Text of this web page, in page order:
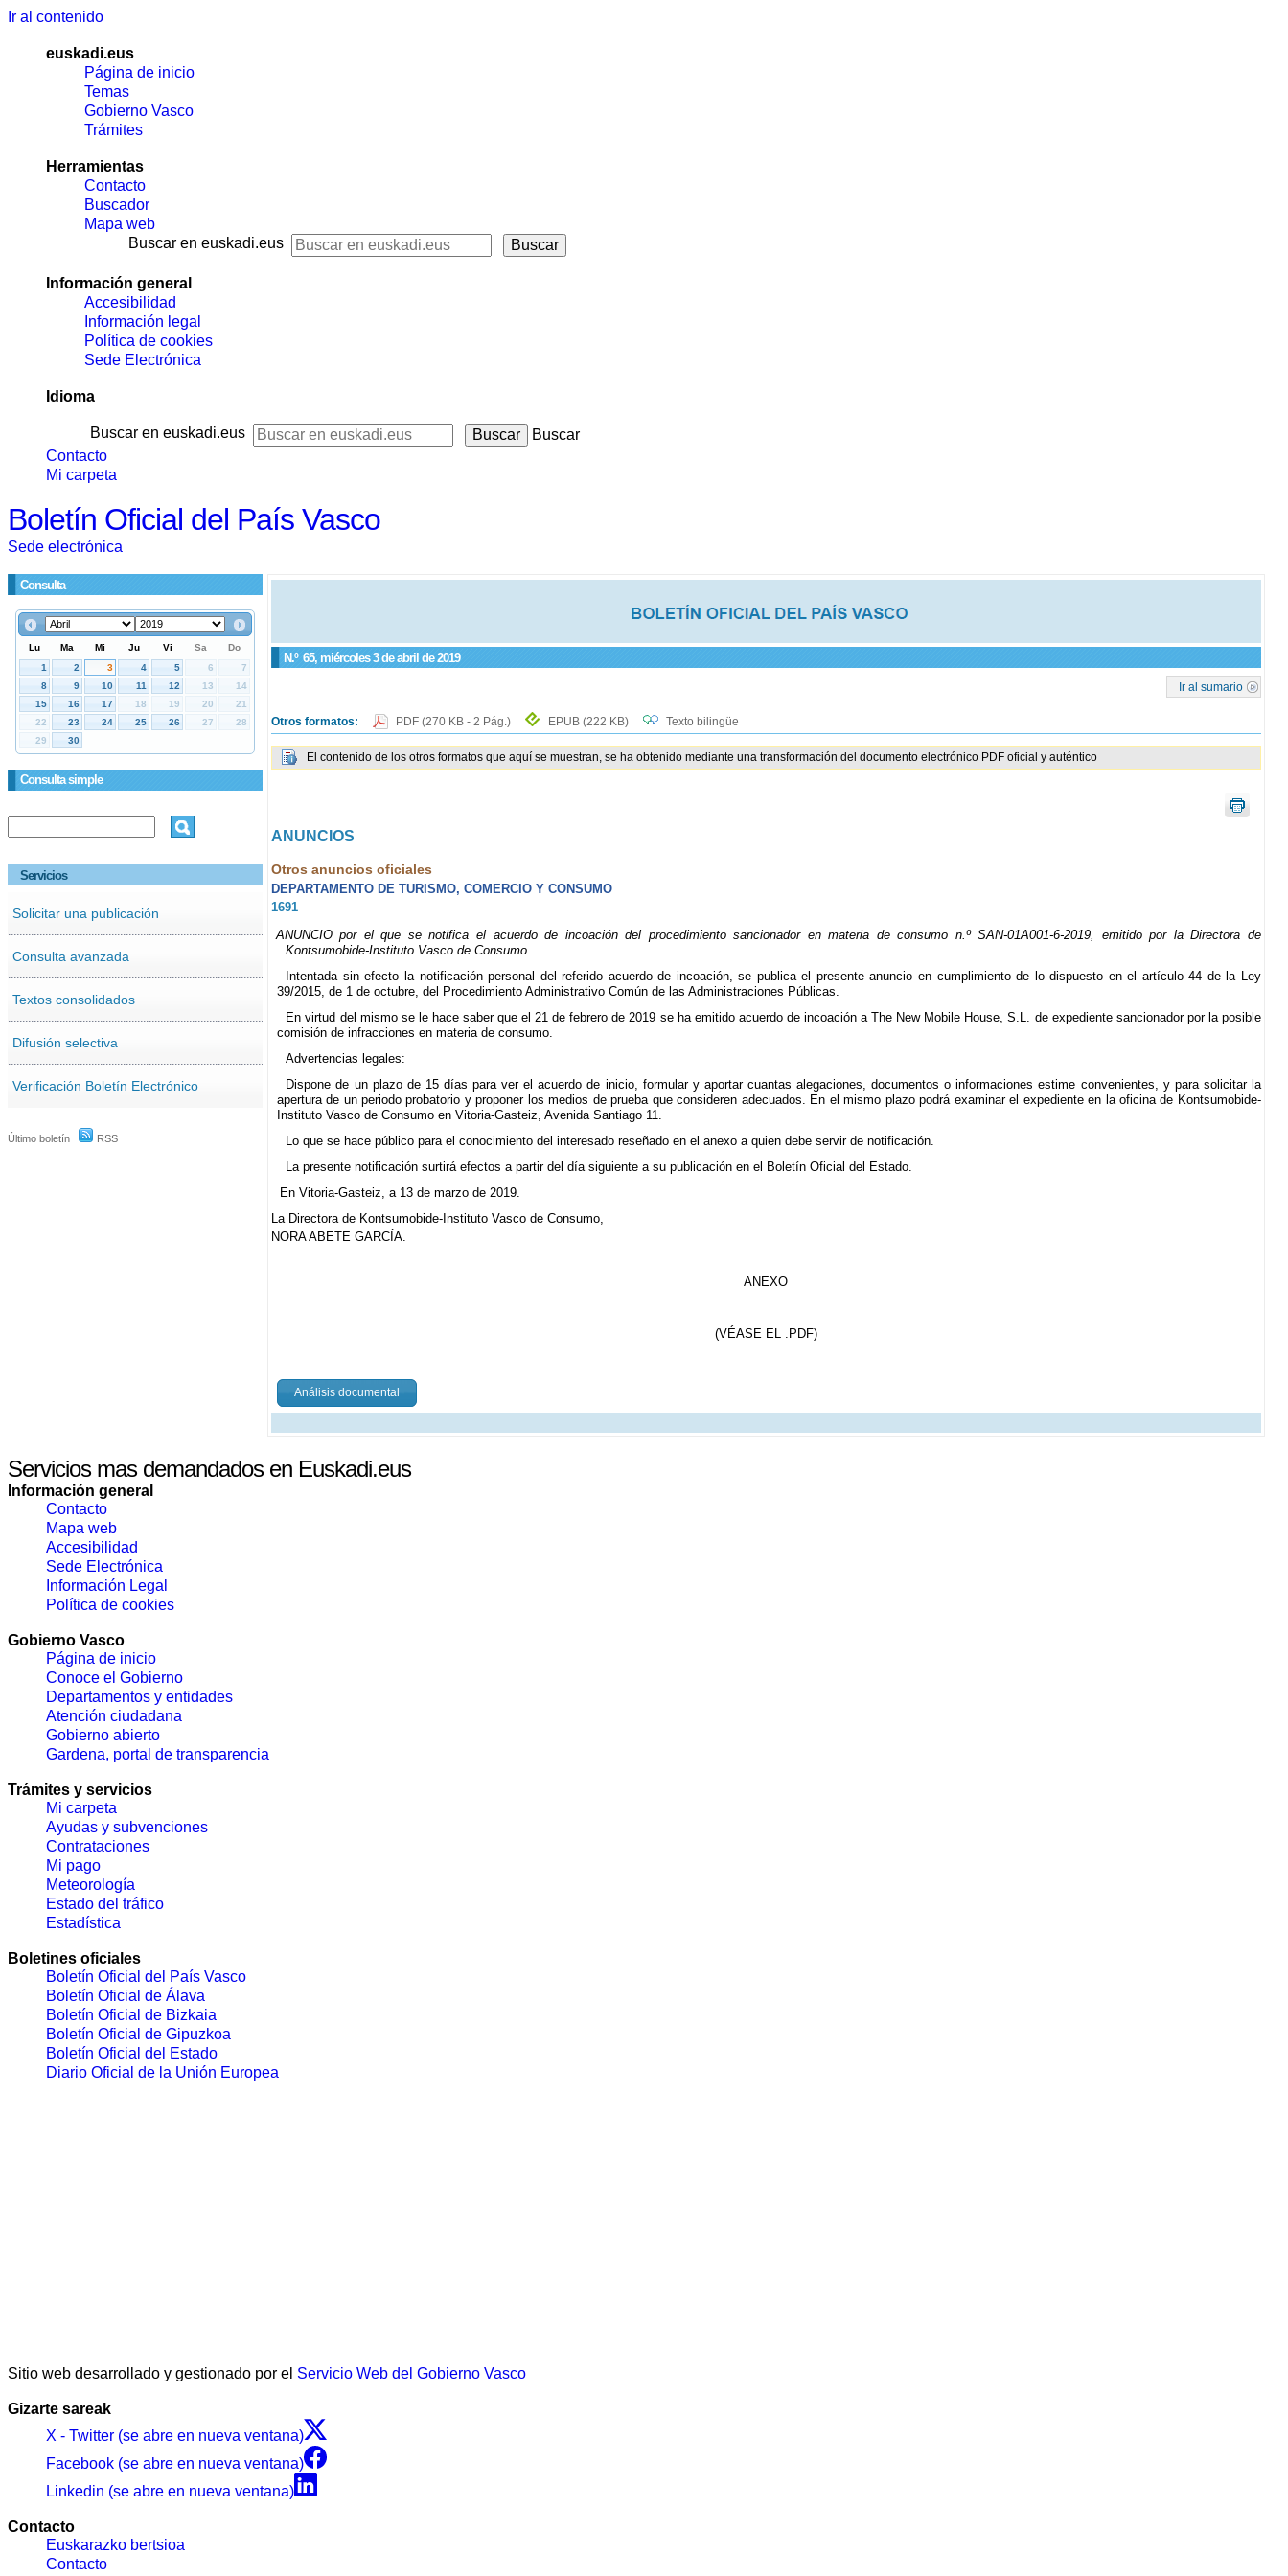
Ir al contenido
euskadi.eus
Página de inicio
Temas
Gobierno Vasco
Trámites
Herramientas
Contacto
Buscador
Mapa web
Buscar en euskadi.eus
Información general
Accesibilidad
Información legal
Política de cookies
Sede Electrónica
Idioma
Buscar en euskadi.eus
Buscar
Contacto
Mi carpeta
Boletín Oficial del País Vasco
Sede electrónica
Consulta
Consulta simple
Servicios
Solicitar una publicación
Consulta avanzada
Textos consolidados
Difusión selectiva
Verificación Boletín Electrónico
Último boletín RSS
N.º 65, miércoles 3 de abril de 2019
Ir al sumario
Otros formatos: PDF (270 KB - 2 Pág.) EPUB (222 KB) Texto bilingüe
El contenido de los otros formatos que aquí se muestran, se ha obtenido mediante una transformación del documento electrónico PDF oficial y auténtico
ANUNCIOS
Otros anuncios oficiales
DEPARTAMENTO DE TURISMO, COMERCIO Y CONSUMO
1691
ANUNCIO por el que se notifica el acuerdo de incoación del procedimiento sancionador en materia de consumo n.º SAN-01A001-6-2019, emitido por la Directora de
Kontsumobide-Instituto Vasco de Consumo.
Intentada sin efecto la notificación personal del referido acuerdo de incoación, se publica el presente anuncio en cumplimiento de lo dispuesto en el artículo 44 de la Ley
39/2015, de 1 de octubre, del Procedimiento Administrativo Común de las Administraciones Públicas.
En virtud del mismo se le hace saber que el 21 de febrero de 2019 se ha emitido acuerdo de incoación a The New Mobile House, S.L. de expediente sancionador por la posible
comisión de infracciones en materia de consumo.
Advertencias legales:
Dispone de un plazo de 15 días para ver el acuerdo de inicio, formular y aportar cuantas alegaciones, documentos o informaciones estime convenientes, y para solicitar la
apertura de un periodo probatorio y proponer los medios de prueba que consideren adecuados. En el mismo plazo podrá examinar el expediente en la oficina de Kontsumobide-
Instituto Vasco de Consumo en Vitoria-Gasteiz, Avenida Santiago 11.
Lo que se hace público para el conocimiento del interesado reseñado en el anexo a quien debe servir de notificación.
La presente notificación surtirá efectos a partir del día siguiente a su publicación en el Boletín Oficial del Estado.
En Vitoria-Gasteiz, a 13 de marzo de 2019.
La Directora de Kontsumobide-Instituto Vasco de Consumo,
NORA ABETE GARCÍA.
ANEXO
(VÉASE EL .PDF)
Análisis documental
Servicios mas demandados en Euskadi.eus
Información general
Contacto
Mapa web
Accesibilidad
Sede Electrónica
Información Legal
Política de cookies
Gobierno Vasco
Página de inicio
Conoce el Gobierno
Departamentos y entidades
Atención ciudadana
Gobierno abierto
Gardena, portal de transparencia
Trámites y servicios
Mi carpeta
Ayudas y subvenciones
Contrataciones
Mi pago
Meteorología
Estado del tráfico
Estadística
Boletines oficiales
Boletín Oficial del País Vasco
Boletín Oficial de Álava
Boletín Oficial de Bizkaia
Boletín Oficial de Gipuzkoa
Boletín Oficial del Estado
Diario Oficial de la Unión Europea
Sitio web desarrollado y gestionado por el Servicio Web del Gobierno Vasco
Gizarte sareak
X - Twitter (se abre en nueva ventana)
Facebook (se abre en nueva ventana)
Linkedin (se abre en nueva ventana)
Contacto
Euskarazko bertsioa
Contacto